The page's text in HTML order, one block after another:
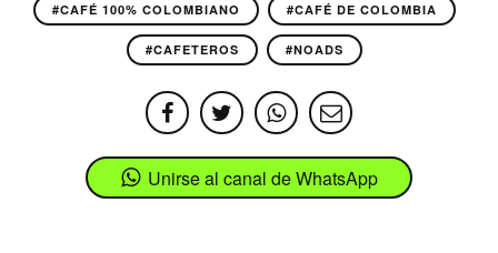
#CAFÉ 100% COLOMBIANO #CAFÉ DE COLOMBIA
#CAFETEROS #NOADS
Unirse al canal de WhatsApp